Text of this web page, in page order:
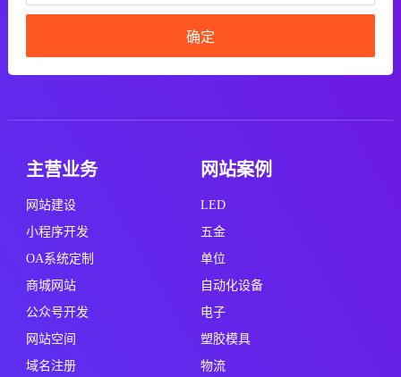
确定
主营业务
网站建设
小程序开发
OA系统定制
商城网站
公众号开发
网站空间
域名注册
网站案例
LED
五金
单位
自动化设备
电子
塑胶模具
物流